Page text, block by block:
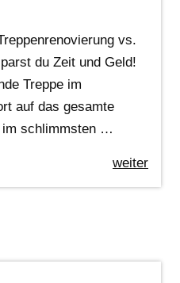
vs.
du Zeit und Geld!
Treppe im
auf das gesamte
im schlimmsten …
weiter